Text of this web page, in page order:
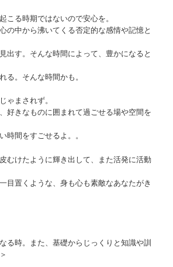
こる時期ではないので安心を。
の中から沸いてくる否定的な感情や記憶と
出す。そんな時間によって、豊かになると
る。そんな時間かも。
ゃまされず。
好きなものに囲まれて過ごせる場や空間を
時間をすごせるよ。。
むけたように輝き出して、また活発に活動
目置くような、身も心も素敵なあなたがき
る時。また、基礎からじっくりと知識や訓